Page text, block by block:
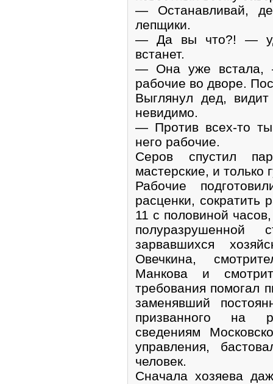
— Останавливай,
лепщики.
— Да вы что?! —
встанет.
— Она уже встала,
рабочие во дворе.
Выглянул дед,
невидимо.
— Против всех-то
него рабочие.
Серов спустил
мастерские, и только
Рабочие
расценки, сократить
11 с половиной
зарвавшихся
Овечкина,
Манкова и
требования помогал
заменявший
призванного на
сведениям
управления,
человек.
Сначала хозяева